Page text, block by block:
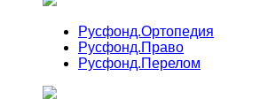
Русфонд.Ортопедия
Русфонд.Право
Русфонд.Перелом